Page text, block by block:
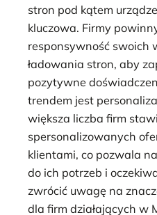
stron pod kątem
kluczowa. Firmy
responsywność swoich
ładowania stron, aby
pozytywne
trendem jest
większa liczba firm
spersonalizowanych
klientami, co pozwala
do ich potrzeb i
zwrócić uwagę na
dla firm działających w